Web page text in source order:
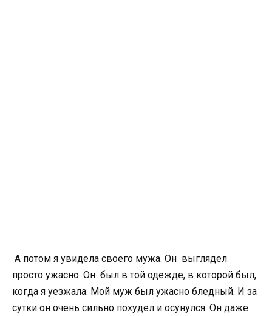
А потом я увидела своего мужа. Он выглядел
просто ужасно. Он был в той одежде, в которой был,
когда я уезжала. Мой муж был ужасно бледный. И за
сутки он очень сильно похудел и осунулся. Он даже